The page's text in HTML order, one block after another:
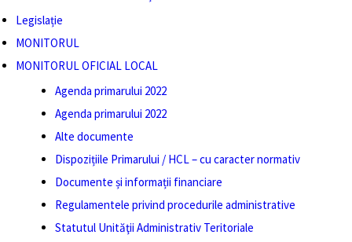
Legislație
MONITORUL
MONITORUL OFICIAL LOCAL
Agenda primarului 2022
Agenda primarului 2022
Alte documente
Dispozițiile Primarului / HCL – cu caracter normativ
Documente și informații financiare
Regulamentele privind procedurile administrative
Statutul Unităţii Administrativ Teritoriale